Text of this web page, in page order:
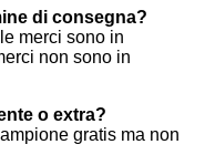
di consegna?
merci sono in
non sono in
o extra?
gratis ma non